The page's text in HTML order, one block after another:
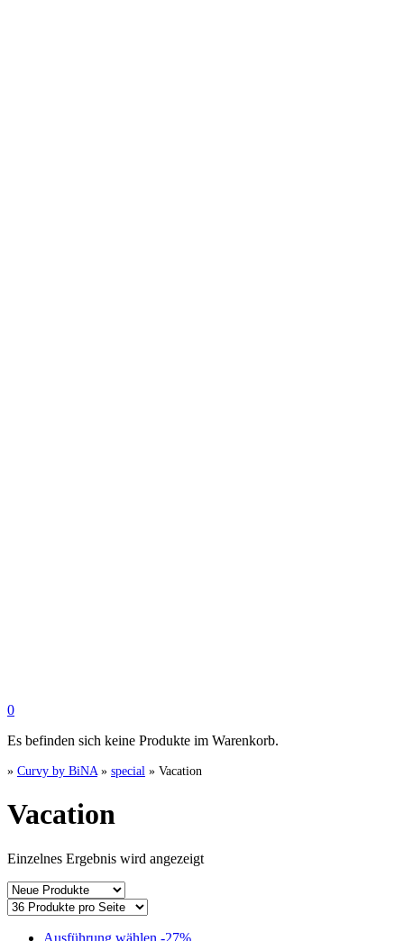
0
Es befinden sich keine Produkte im Warenkorb.
» Curvy by BiNA » special » Vacation
Vacation
Einzelnes Ergebnis wird angezeigt
Ausführung wählen Dieses
-27%